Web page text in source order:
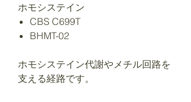
ホモシステイン
CBS C699T
BHMT-02
ホモシステイン代謝やメチル回路を
支える経路です。